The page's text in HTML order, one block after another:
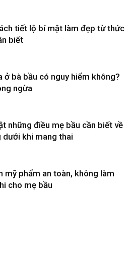
tiết lộ bí mật làm đẹp từ thức
biết
ở bà bầu có nguy hiểm không?
ngừa
những điều mẹ bầu cần biết về
dưới khi mang thai
mỹ phẩm an toàn, không làm
cho mẹ bầu